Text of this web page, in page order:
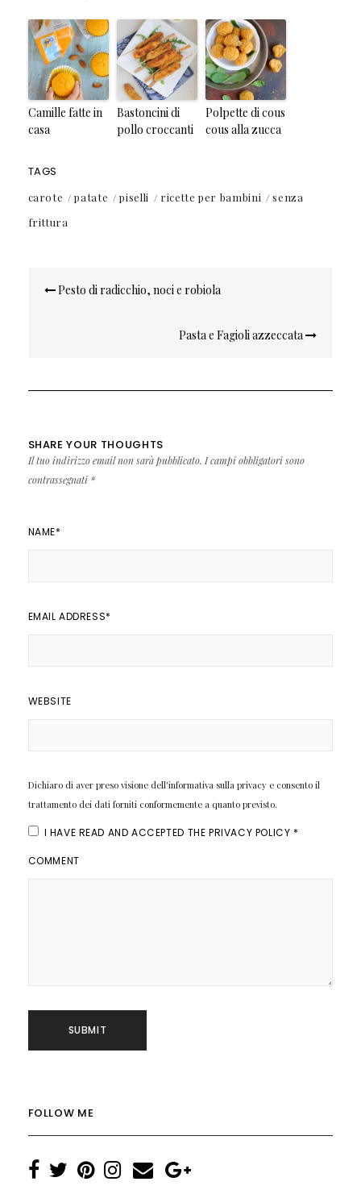
Camille fatte in
casa
Bastoncini di
pollo croccanti
Polpette di cous
cous alla zucca
TAGS
carote patate piselli ricette per bambini
senza
frittura
Navigazione
Pesto di radicchio, noci e robiola
Pasta e Fagioli azzeccata
SHARE YOUR THOUGHTS
Il tuo indirizzo email non sarà pubblicato. I campi obbligatori sono
contrassegnati *
NAME*
EMAIL ADDRESS*
WEBSITE
Dichiaro di aver preso visione dell'informativa sulla privacy e consento il
trattamento dei dati forniti conformemente a quanto previsto.
I HAVE READ AND ACCEPTED THE PRIVACY POLICY *
COMMENT
FOLLOW ME